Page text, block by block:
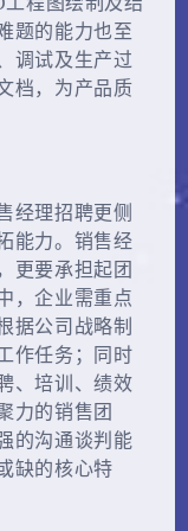
题的能力也至
调试及生产过
档，为产品质
经理招聘更侧
能力。销售经
更要承担起团
，企业需重点
据公司战略制
作任务；同时
、培训、绩效
力的销售团
的沟通谈判能
缺的核心特